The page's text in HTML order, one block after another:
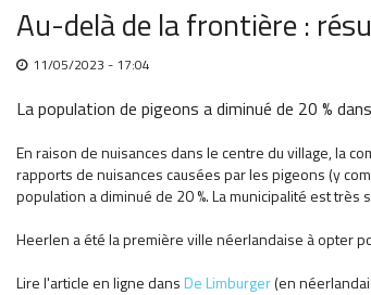
Au-delà de la frontière :
11/05/2023 - 17:04
La population de pigeons a diminué de 20 %
En raison de nuisances dans le centre du village, la
rapports de nuisances causées par les pigeons (y
population a diminué de 20 %. La municipalité est
Heerlen a été la première ville néerlandaise à opter
Lire l'article en ligne dans De Limburger(en